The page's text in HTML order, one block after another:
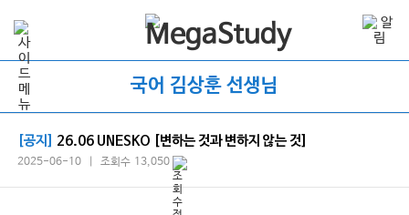
국어 김상훈 선생님
[공지] 26.06 UNESKO [변하는 것과 변하지 않는 것]
2025-06-10 | 조회수 13,050